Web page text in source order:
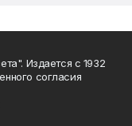
Издается с 1932
согласия